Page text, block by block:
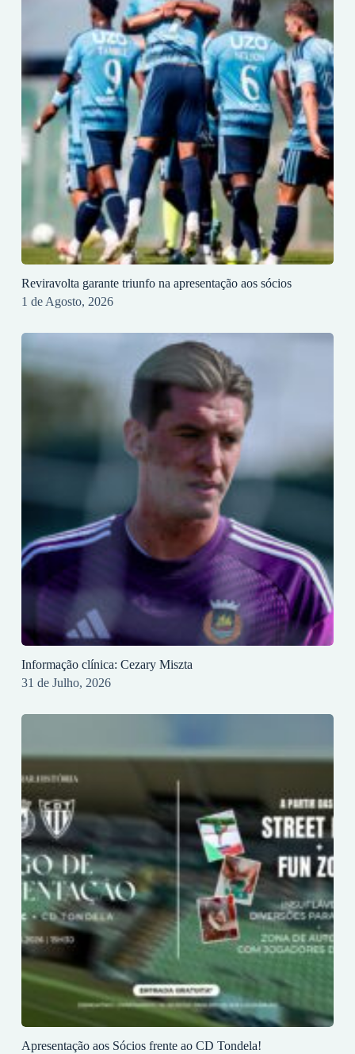
Reviravolta garante triunfo na apresentação aos sócios
1 de Agosto, 2026
Informação clínica: Cezary Miszta
31 de Julho, 2026
Apresentação aos Sócios frente ao CD Tondela!